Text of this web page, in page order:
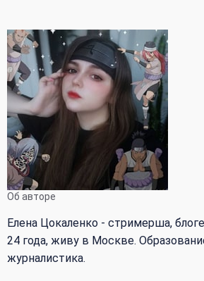
Об авторе
Елена Цокаленко - стримерша,
24 года, живу в Москве.
журналистика.